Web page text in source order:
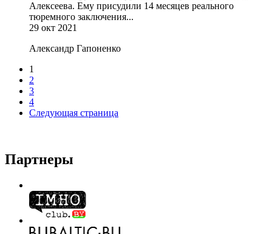
Алексеева. Ему присудили 14 месяцев реального
тюремного заключения...
29 окт 2021
Александр Гапоненко
1
2
3
4
Следующая страница
Партнеры